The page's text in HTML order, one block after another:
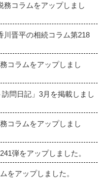
コラムをアップしまし
晋平の相続コラム第218
コラムをアップしまし
問日記」3月を掲載しまし
コラムをアップしまし
弾をアップしました。
をアップしました。